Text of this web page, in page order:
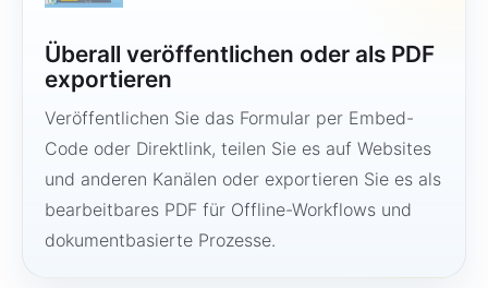
Überall veröffentlichen oder als PDF
exportieren
Veröffentlichen Sie das Formular per Embed-
Code oder Direktlink, teilen Sie es auf Websites
und anderen Kanälen oder exportieren Sie es als
bearbeitbares PDF für Offline-Workflows und
dokumentbasierte Prozesse.